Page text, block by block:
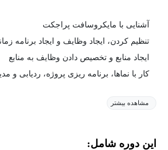
آشنایی با مایکروسافت پراجکت
تنظیم کردن، ایجاد وظایف و ایجاد برنامه
ایجاد منابع و تخصیص دادن وظایف به منابع
کار با نماها، برنامه ریزی پروژه، ردیابی و
مشاهده بیشتر
این دوره شامل: